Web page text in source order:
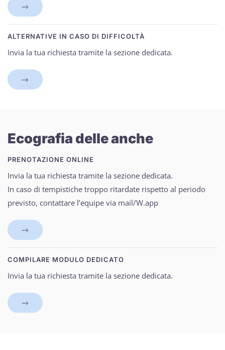
ALTERNATIVE IN CASO DI DIFFICOLTÀ
Invia la tua richiesta tramite la sezione dedicata.
Ecografia delle anche
PRENOTAZIONE ONLINE
Invia la tua richiesta tramite la sezione dedicata.
In caso di tempistiche troppo ritardate rispetto al periodo
previsto, contattare l’equipe via mail/W.app
COMPILARE MODULO DEDICATO
Invia la tua richiesta tramite la sezione dedicata.